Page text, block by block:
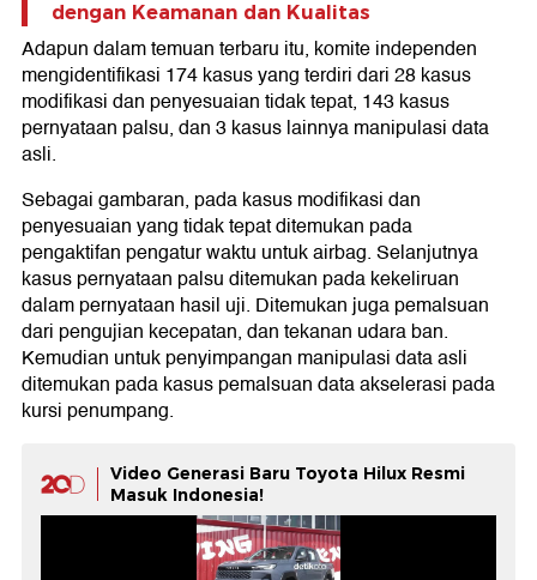
dengan Keamanan dan Kualitas
Adapun dalam temuan terbaru itu, komite independen
mengidentifikasi 174 kasus yang terdiri dari 28 kasus
modifikasi dan penyesuaian tidak tepat, 143 kasus
pernyataan palsu, dan 3 kasus lainnya manipulasi data
asli.
Sebagai gambaran, pada kasus modifikasi dan
penyesuaian yang tidak tepat ditemukan pada
pengaktifan pengatur waktu untuk airbag. Selanjutnya
kasus pernyataan palsu ditemukan pada kekeliruan
dalam pernyataan hasil uji. Ditemukan juga pemalsuan
dari pengujian kecepatan, dan tekanan udara ban.
Kemudian untuk penyimpangan manipulasi data asli
ditemukan pada kasus pemalsuan data akselerasi pada
kursi penumpang.
Video Generasi Baru Toyota Hilux Resmi
Masuk Indonesia!